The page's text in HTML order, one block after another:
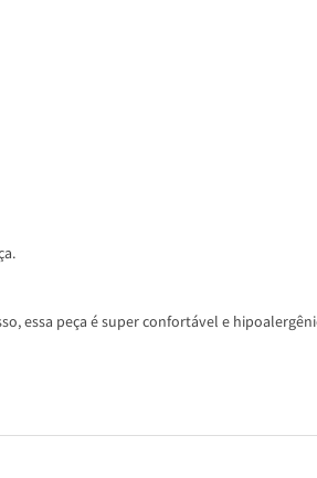
essa peça é super confortável e